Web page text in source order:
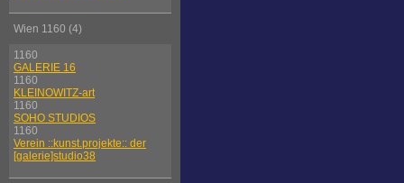
Wien 1160 (4)
1160
GALERIE 16
1160
KLEINOWITZ-art
1160
SOHO STUDIOS
1160
Verein ::kunst.projekte:: der
[galerie]studio38